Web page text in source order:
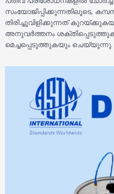
സംയോജിപ്പിക്കുന്നതിലൂടെ,
തിരിച്ചുവിളിക്കുന്നത്
അനുവർത്തനം
മെച്ചപ്പെടുത്തുകയും ചെയ്യുന്നു.